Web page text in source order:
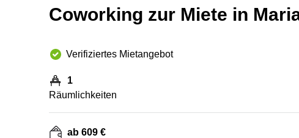
Coworking zur Miete in
Verifiziertes Mietangebot
1
Räumlichkeiten
ab 609 €